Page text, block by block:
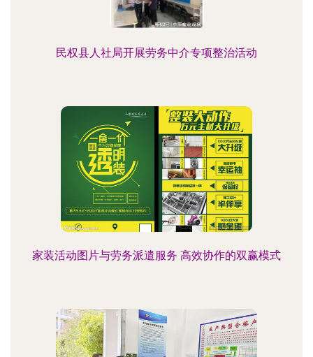
民权县人社局开展劳务中介专项整治活动
家装活动图片与劳务派遣服务 高效协作的双赢模式